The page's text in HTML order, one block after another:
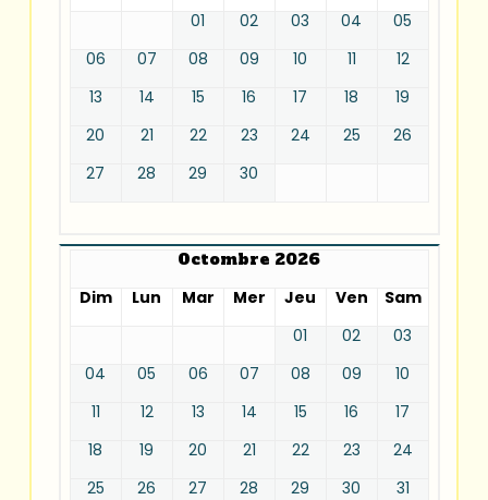
01
02 03 04
05
06
07 08 09 10 11
12
13
14 15 16 17 18
19
20
21 22 23 24 25
26
27
28 29 30
Octombre 2026
Dim
Lun Mar Mer Jeu Ven
Sam
01
02
03
04
05 06 07 08 09
10
11
12 13 14 15 16
17
18
19 20 21 22 23
24
25
26 27 28 29 30 31